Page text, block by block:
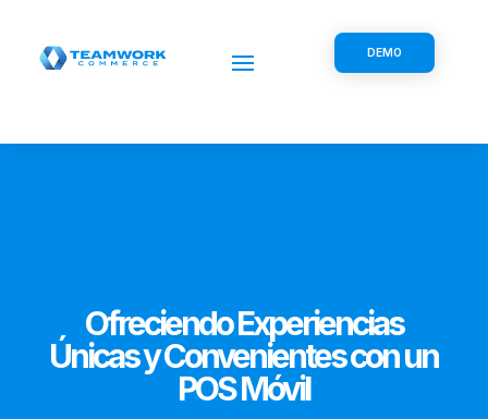
DEMO
Ofreciendo Experiencias
Únicas y Convenientes con un
POS Móvil